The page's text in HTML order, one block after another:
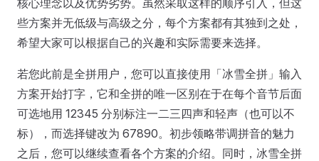
核心理念以及优势劣势。虽然采取这样的顺序引入，但这
些方案并无低级与高级之分，每个方案都有其独到之处，
希望大家可以根据自己的兴趣和实际需要来选择。
若您此前是全拼用户，您可以直接使用「冰雪全拼」输入
方案开始打字，它和全拼的唯一区别在于在每个音节后面
可选地用 12345 分别标注一二三四声和轻声（也可以不
标），而选择键改为 67890。初步领略带调拼音的魅力
之后，您可以继续查看各个方案的介绍。同时，冰雪全拼